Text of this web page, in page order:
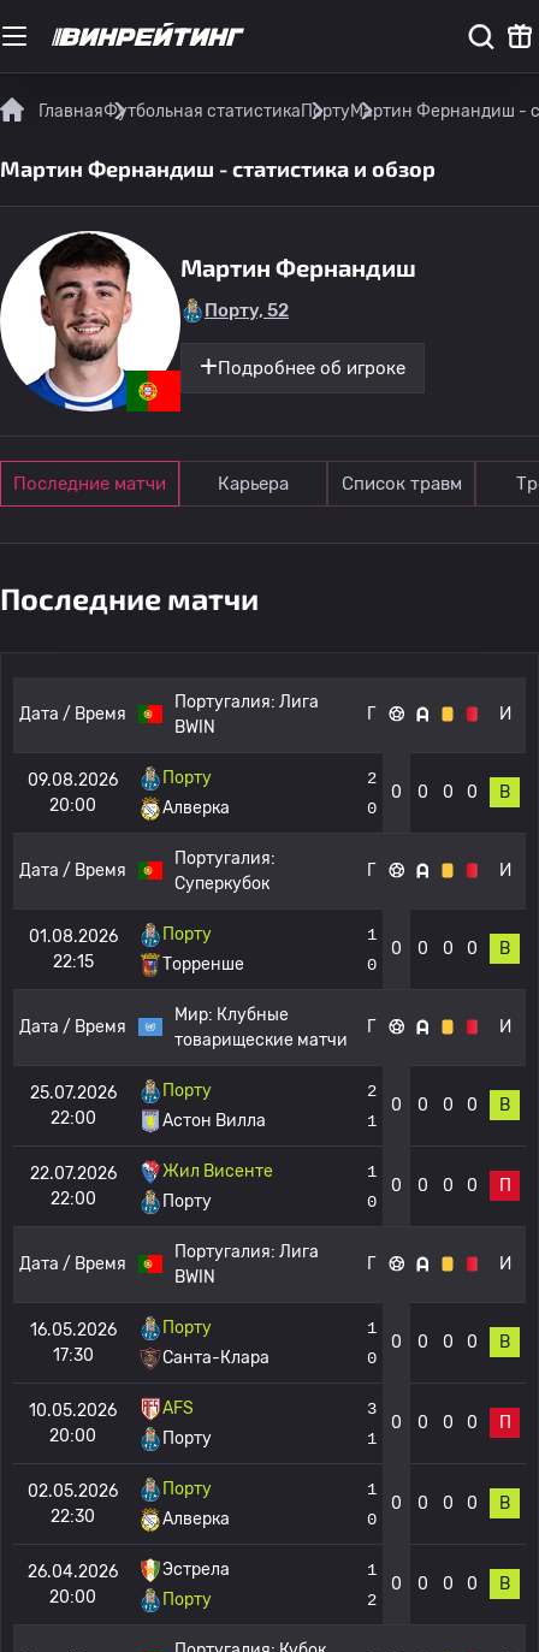
ГлавнаяФутбольная статистикаПортуМартин Фернандиш -
Мартин Фернандиш - статистика и обзор
Мартин Фернандиш
Порту, 52
Подробнее об игроке
Последние матчи Карьера Список травм
Последние матчи
Дата / Время
Португалия: Лига
BWIN
Г И
09.08.2026
20:00
Порту
Алверка
2
0
0 0 0 0 В
Дата / Время
Португалия:
Суперкубок
Г И
01.08.2026
22:15
Порту
Торренше
1
0
0 0 0 0 В
Дата / Время
Мир: Клубные
товарищеские матчи
Г И
25.07.2026
22:00
Порту
Астон Вилла
2
1
0 0 0 0 В
22.07.2026
22:00
Жил Висенте
Порту
1
0
0 0 0 0 П
Дата / Время
Португалия: Лига
BWIN
Г И
16.05.2026
17:30
Порту
Санта-Клара
1
0
0 0 0 0 В
10.05.2026
20:00
AFS
Порту
3
1
0 0 0 0 П
02.05.2026
22:30
Порту
Алверка
1
0
0 0 0 0 В
26.04.2026
20:00
Эстрела
Порту
1
2
0 0 0 0 В